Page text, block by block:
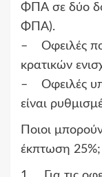
ΦΠΑ σε δύο
ΦΠΑ).
– Οφειλές
κρατικών
– Οφειλές
είναι
Ποιοι
έκπτωση 25%;